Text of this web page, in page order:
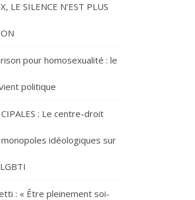
LE SILENCE N’EST PLUS
pour homosexualité : le
politique
: Le centre-droit
idéologiques sur
: « Être pleinement soi-